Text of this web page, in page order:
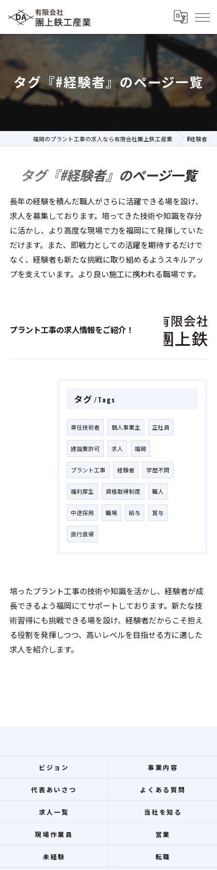
タグ『#経験者』のページ一覧
福岡のプラント工事の求人なら有限会社團上鉄工産業 #経験者
タグ『#経験者』のページ一覧
長年の経験を積んだ職人がさらに活躍できる場を設け、
求人を募集しております。培ってきた技術や知識を存分
に活かし、より高度な現場で力を福岡にて発揮していた
だけます。また、即戦力としての活躍を期待するだけで
なく、経験者も新たな挑戦に取り組めるようスキルアッ
プを支えています。より良い施工に携われる職場です。
プラント工事の求人情報をご紹介！
タグ Tags
専任技術者 個人事業主 正社員
建設業許可 求人 福岡
プラント工事 経験者 学歴不問
福利厚生 資格取得制度 職人
中途採用 職場 給与 賞与
直行直帰
培ったプラント工事の技術や知識を活かし、経験者が成
長できるよう福岡にてサポートしております。新たな技
術習得にも挑戦できる場を設け、経験者だからこそ担え
る役割を発揮しつつ、高いレベルを目指せる方に適した
求人を紹介します。
ビジョン 事業内容
代表あいさつ よくある質問
求人一覧 当社を知る
現場作業員 営業
未経験 転職